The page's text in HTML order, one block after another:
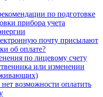
по подготовке
прибора учета
почту присылают
об оплате?
по лицевому счету
или изменении
нет возможности оплатить